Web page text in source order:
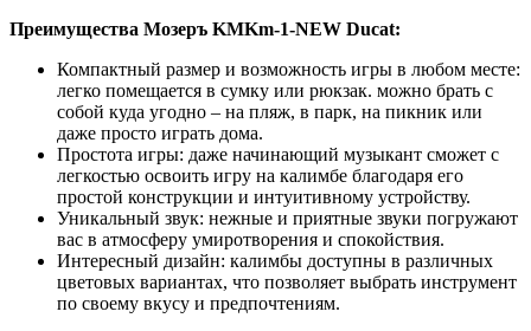
Преимущества Мозеръ KMKm-1-NEW Ducat:
Компактный размер и возможность игры в любом месте:
легко помещается в сумку или рюкзак. можно брать с
собой куда угодно – на пляж, в парк, на пикник или
даже просто играть дома.
Простота игры: даже начинающий музыкант сможет с
легкостью освоить игру на калимбе благодаря его
простой конструкции и интуитивному устройству.
Уникальный звук: нежные и приятные звуки погружают
вас в атмосферу умиротворения и спокойствия.
Интересный дизайн: калимбы доступны в различных
цветовых вариантах, что позволяет выбрать инструмент
по своему вкусу и предпочтениям.